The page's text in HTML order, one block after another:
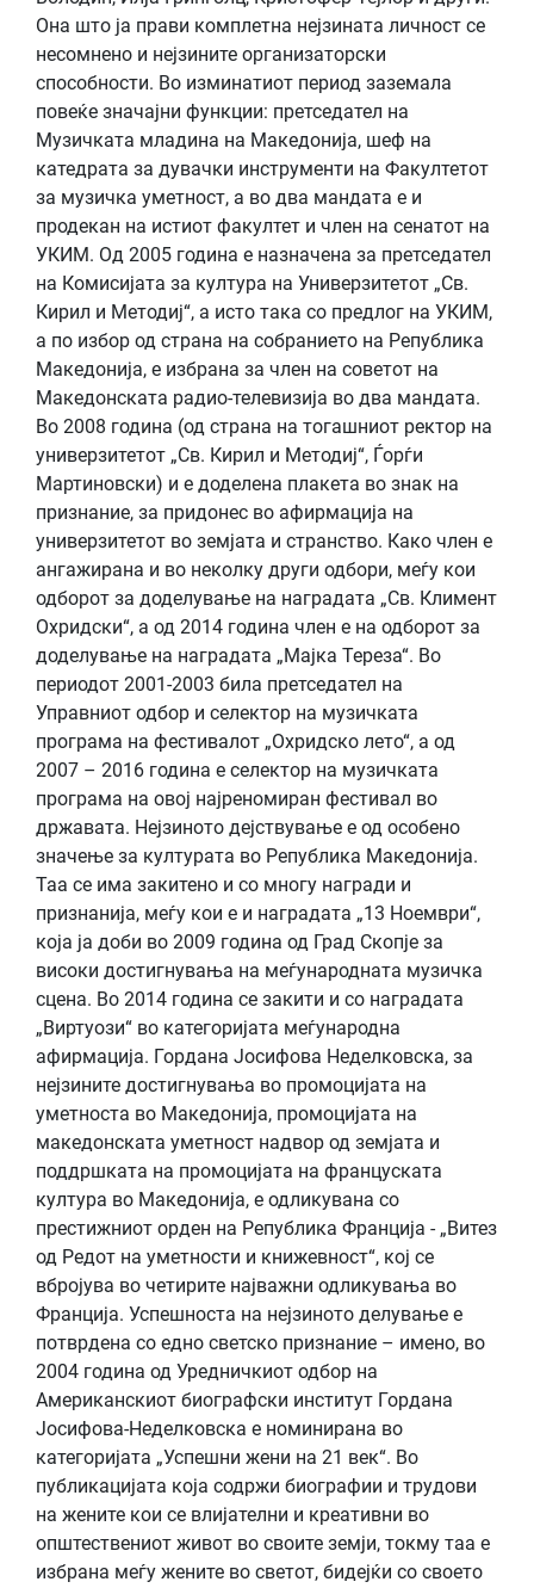
Она што ја прави комплетна нејзината личност се
несомнено и нејзините организаторски
способности. Во изминатиот период заземала
повеќе значајни функции: претседател на
Музичката младина на Македонија, шеф на
катедрата за дувачки инструменти на Факултетот
за музичка уметност, а во два мандата е и
продекан на истиот факултет и член на сенатот на
УКИМ. Од 2005 година е назначена за претседател
на Комисијата за култура на Универзитетот „Св.
Кирил и Методиј“, а исто така со предлог на УКИМ,
а по избор од страна на собранието на Република
Македонија, е избрана за член на советот на
Македонската радио-телевизија во два мандата.
Во 2008 година (од страна на тогашниот ректор на
универзитетот „Св. Кирил и Методиј“, Ѓорѓи
Мартиновски) и е доделена плакета во знак на
признание, за придонес во афирмација на
универзитетот во земјата и странство. Како член е
ангажирана и во неколку други одбори, меѓу кои
одборoт за доделување на наградата „Св. Климент
Охридски“, а од 2014 година член е на одборот за
доделување на наградата „Мајка Тереза“. Во
периодот 2001-2003 била претседател на
Управниот одбор и селектор на музичката
програма на фестивалот „Охридско лето“, а од
2007 – 2016 година е селектор на музичката
програма на овој најреномиран фестивал во
државата. Нејзиното дејствување е од особено
значење за културата во Република Македонија.
Таа се има закитено и со многу награди и
признанија, меѓу кои е и наградата „13 Ноември“,
која ја доби во 2009 година од Град Скопје за
високи достигнувања на меѓународната музичка
сцена. Во 2014 година се закити и со наградата
„Виртуози“ во категоријата меѓународна
афирмација. Гордана Јосифова Неделковска, за
нејзините достигнувања во промоцијата на
уметноста во Македонија, промоцијата на
македонската уметност надвор од земјата и
поддршката на промоцијата на француската
култура во Македонија, е одликувана со
престижниот орден на Република Франција - „Витез
од Редот на уметности и книжевност“, кој се
вбројува во четирите најважни одликувања во
Франција. Успешноста на нејзиното делување е
потврдена со едно светско признание – имено, во
2004 година од Уредничкиот одбор на
Американскиот биографски институт Гордана
Јосифова-Неделковска е номинирана во
категоријата „Успешни жени на 21 век“. Во
публикацијата која содржи биографии и трудови
на жените кои се влијателни и креативни во
општествениот живот во своите земји, токму таа е
избрана меѓу жените во светот, бидејќи со своето